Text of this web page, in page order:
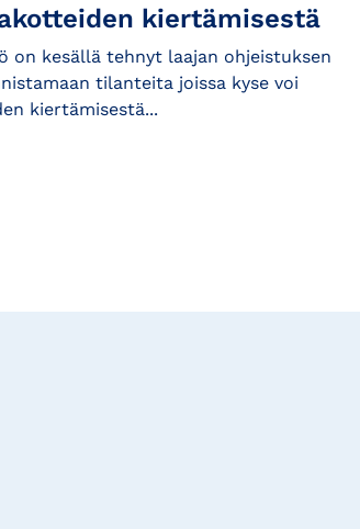
kiertämisestä
on kesällä tehnyt laajan ohjeistuksen
tilanteita joissa kyse voi
kiertämisestä...